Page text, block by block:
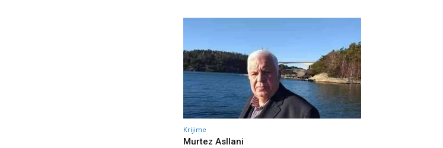
Krijime
Murtez Asllani